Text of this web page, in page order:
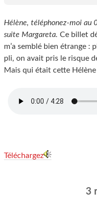
Hélène, téléphonez-moi au
suite Margareta. Ce billet
m’a semblé bien étrange :
pli, on avait pris le risque
Mais qui était cette Hélène
Téléchargez
3